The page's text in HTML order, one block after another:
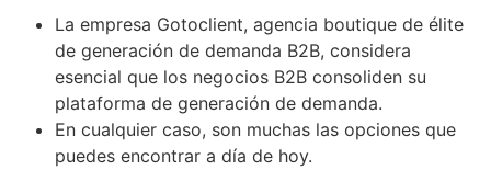
La empresa Gotoclient, agencia boutique de élite
de generación de demanda B2B, considera
esencial que los negocios B2B consoliden su
plataforma de generación de demanda.
En cualquier caso, son muchas las opciones que
puedes encontrar a día de hoy.